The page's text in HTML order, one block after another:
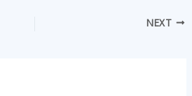
NEXT